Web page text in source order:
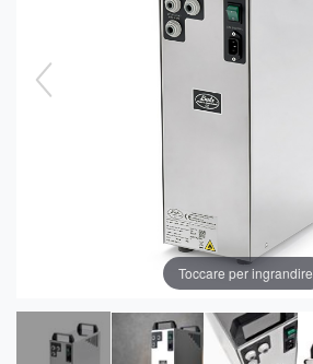
Toccare per ingrandire